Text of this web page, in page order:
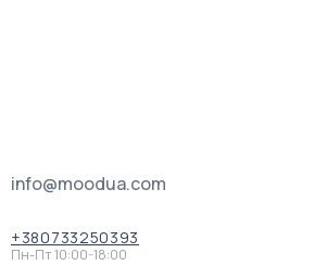
info@moodua.com
Пн-Пт 10:00-18:00
+380733250393